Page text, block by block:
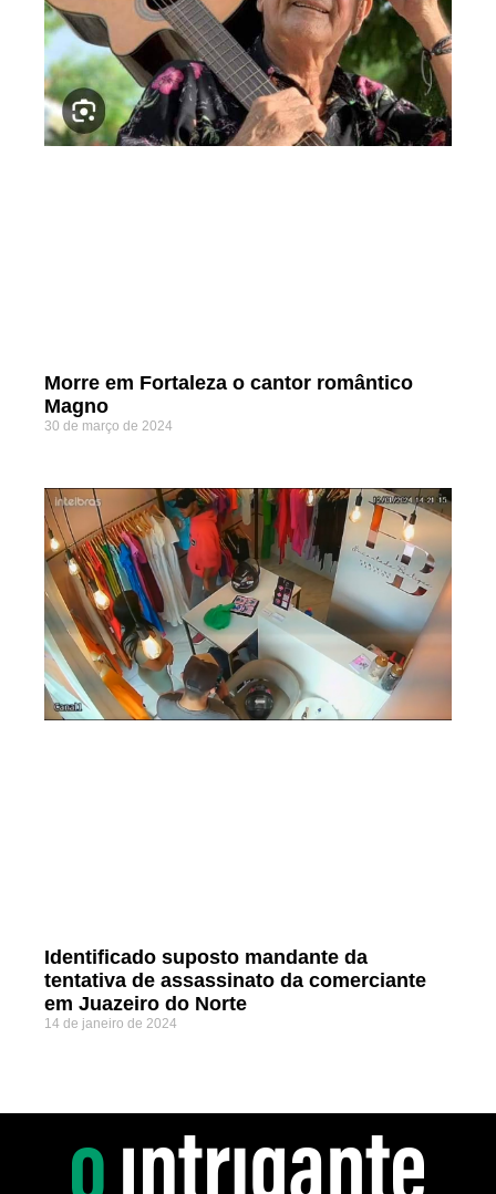
Morre em Fortaleza o cantor romântico
Magno
30 de março de 2024
Identificado suposto mandante da
tentativa de assassinato da comerciante
em Juazeiro do Norte
14 de janeiro de 2024